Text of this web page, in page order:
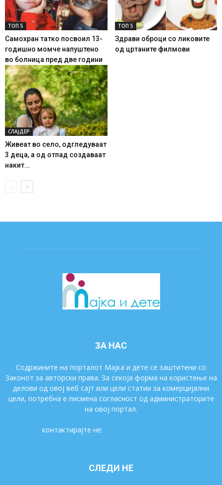
ТОП 5
Самохран татко посвоил 13-
годишно момче напуштено
во болница пред две години
ТОП 5
Здрави оброци со ликовите
од цртаните филмови
СЛАЈДЕР
Живеат во село, одгледуваат
3 деца, а од отпад создаваат
накит...
ЗА НАС
Содржините на порталот Мајка и дете се заштитени со
Законот за авторски права. За секоја форма на користење на
делови од овој веб сајт или цели статии за комерцијални
цели, потребна е писмена согласност од администраторите
на овој портал.
контактирајте не:
СЛЕДИ НЕ